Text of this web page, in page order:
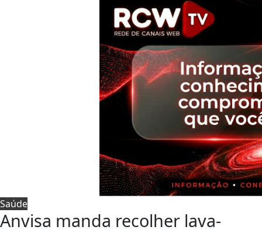
Saúde
Anvisa manda recolher lava-